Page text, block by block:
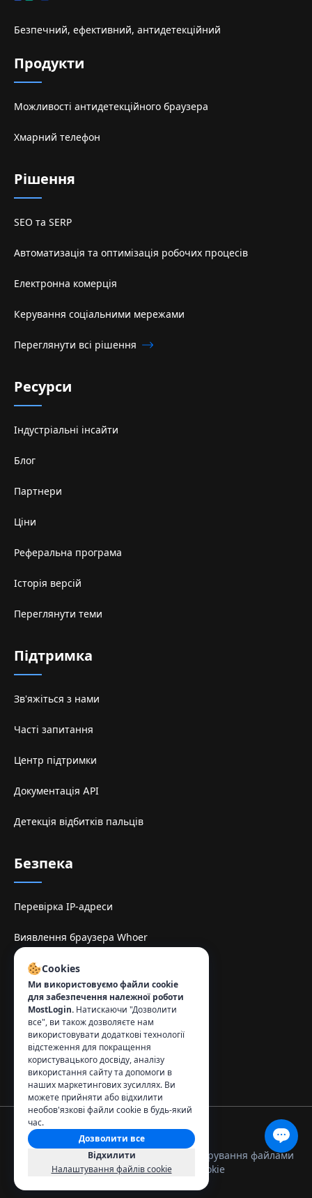
Безпечний, ефективний, антидетекційний
Продукти
Можливості антидетекційного браузера
Хмарний телефон
Рішення
SEO та SERP
Автоматизація та оптимізація робочих процесів
Електронна комерція
Керування соціальними мережами
Переглянути всі рішення
Ресурси
Індустріальні інсайти
Блог
Партнери
Ціни
Реферальна програма
Історія версій
Переглянути теми
Підтримка
Зв'яжіться з нами
Часті запитання
Центр підтримки
Документація API
Детекція відбитків пальців
Безпека
Перевірка IP-адреси
Виявлення браузера Whoer
TamilMV Espelhe Sitesi
Зв'язок:
info@mostlogin.com
© 2026 MostLogin. Всі права захищені.
конфіденційності
Умови
використання
Керування файлами
cookie
Cookies
Ми використовуємо файли cookie
для забезпечення належної роботи
MostLogin. Натискаючи "Дозволити
все", ви також дозволяєте нам
використовувати додаткові технології
відстеження для покращення
користувацького досвіду, аналізу
використання сайту та допомоги в
наших маркетингових зусиллях. Ви
можете прийняти або відхилити
необов'язкові файли cookie в будь-який
час.
Дозволити все
Відхилити
Налаштування файлів cookie